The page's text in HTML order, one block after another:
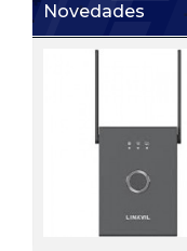
Novedades